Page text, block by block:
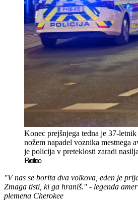
Konec prejšnjega tedna je 37-
nožem napadel voznika mestnega
je policija v preteklosti zaradi
Bobo
"V nas se borita dva volkova, eden je
Zmaga tisti, ki ga hraniš." - legenda
plemena Cherokee